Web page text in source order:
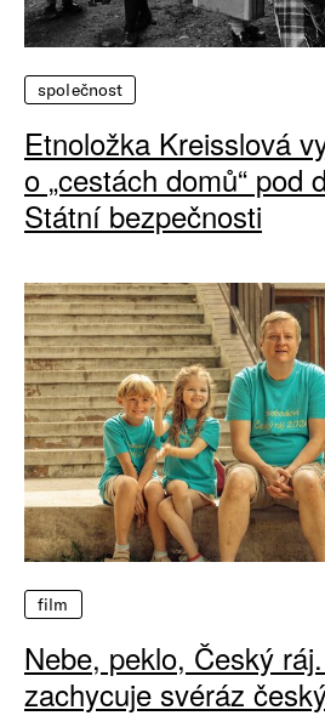
společnost
Etnoložka Kreisslová
o „cestách domů“ pod
Státní bezpečnosti
film
Nebe, peklo, Český
zachycuje svéráz